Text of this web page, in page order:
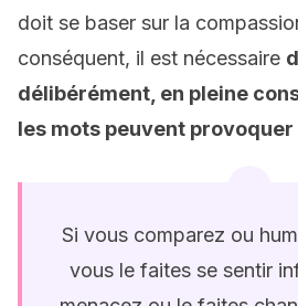
doit se baser sur la
conséquent, il est nécessaire
délibérément, en pleine
les mots peuvent provoquer
Si vous comparez ou
vous le faites se sentir